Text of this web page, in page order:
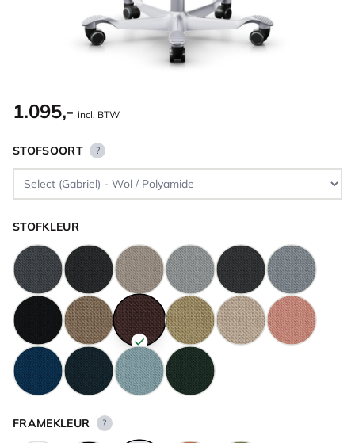
1.095,- incl. BTW
STOFSOORT ?
STOFKLEUR
FRAMEKLEUR ?